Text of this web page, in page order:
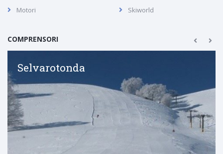
Motori
Skiworld
COMPRENSORI
Selvarotonda